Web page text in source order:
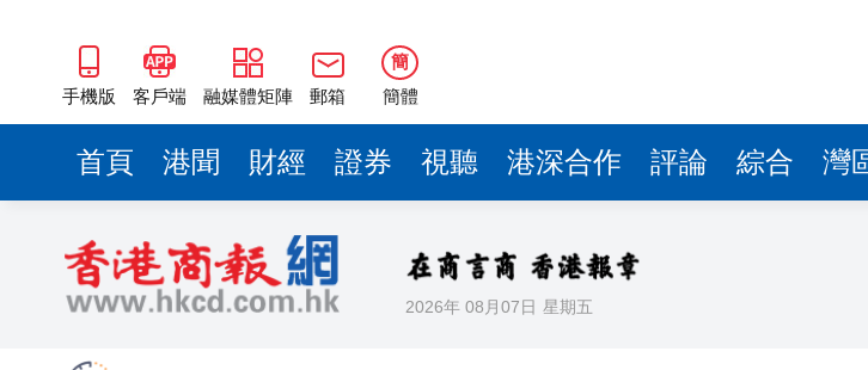
手機版 客戶端 融媒體矩陣 郵箱
簡
簡體
首頁 港聞 財經 證券 視聽 港深合作 評論 綜合 灣
2026年 08月07日 星期五
莎莎國際Q1總營業額增長22.9%
機艙「突發保安事件」去年達38宗按年增一倍 運輸及物流局：近年
【新股最前線】物理AI第一股MOMENTA上市 曹旭東：與上汽互
中山大學兩項成果獲2025年度國家科學技術獎
LEAP East │ 首屆LEAP East在港開幕 香港聯通中東創科新橋樑